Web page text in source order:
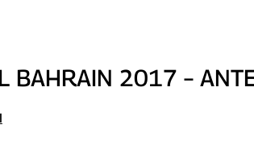
BAHRAIN 2017 –